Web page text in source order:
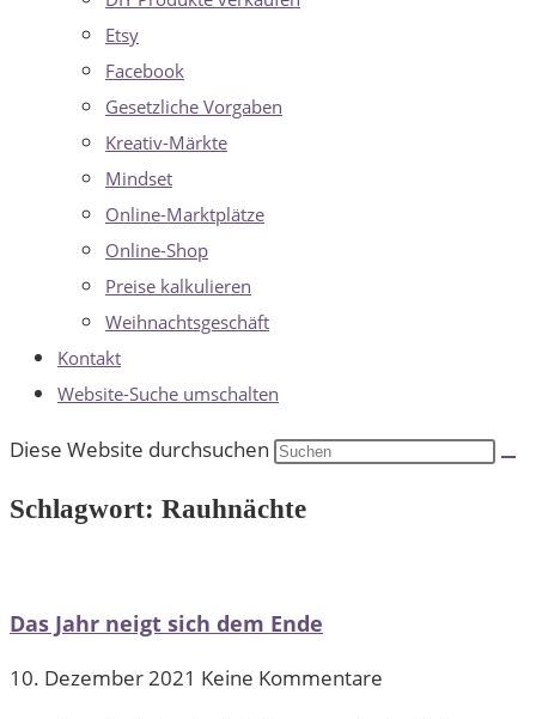
Etsy
Facebook
Gesetzliche Vorgaben
Kreativ-Märkte
Mindset
Online-Marktplätze
Online-Shop
Preise kalkulieren
Weihnachtsgeschäft
Kontakt
Website-Suche umschalten
Diese Website durchsuchen
Schlagwort: Rauhnächte
Das Jahr neigt sich dem Ende
10. Dezember 2021 Keine Kommentare